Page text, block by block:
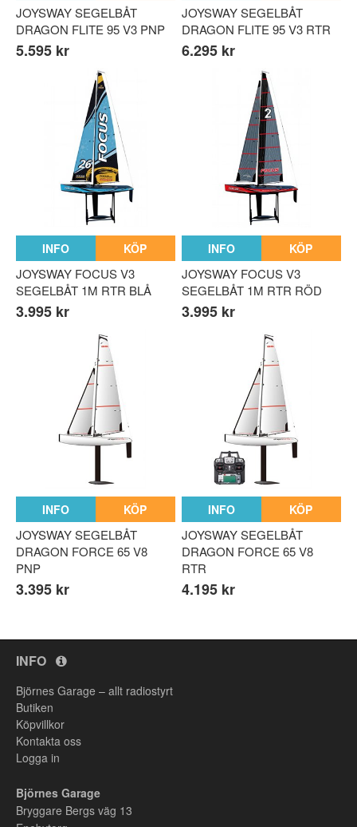
JOYSWAY SEGELBÅT
DRAGON FLITE 95 V3 PNP
5.595 kr
JOYSWAY SEGELBÅT
DRAGON FLITE 95 V3 RTR
6.295 kr
INFO KÖP
JOYSWAY FOCUS V3
SEGELBÅT 1M RTR BLÅ
3.995 kr
INFO KÖP
JOYSWAY FOCUS V3
SEGELBÅT 1M RTR RÖD
3.995 kr
INFO KÖP
JOYSWAY SEGELBÅT
DRAGON FORCE 65 V8
PNP
3.395 kr
INFO KÖP
JOYSWAY SEGELBÅT
DRAGON FORCE 65 V8
RTR
4.195 kr
INFO
Björnes Garage – allt radiostyrt
Butiken
Köpvillkor
Kontakta oss
Logga in
Björnes Garage
Bryggare Bergs väg 13